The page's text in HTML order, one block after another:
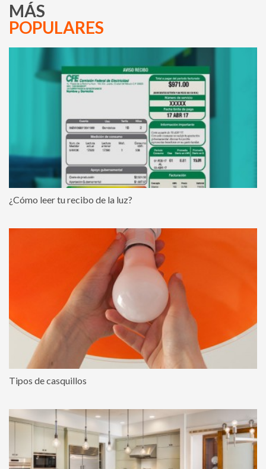
MÁS
POPULARES
¿Cómo leer tu recibo de la luz?
Tipos de casquillos